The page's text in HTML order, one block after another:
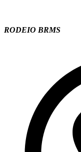
RODEIO BRMS